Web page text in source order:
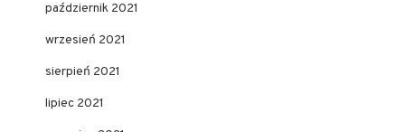
październik 2021
wrzesień 2021
sierpień 2021
lipiec 2021